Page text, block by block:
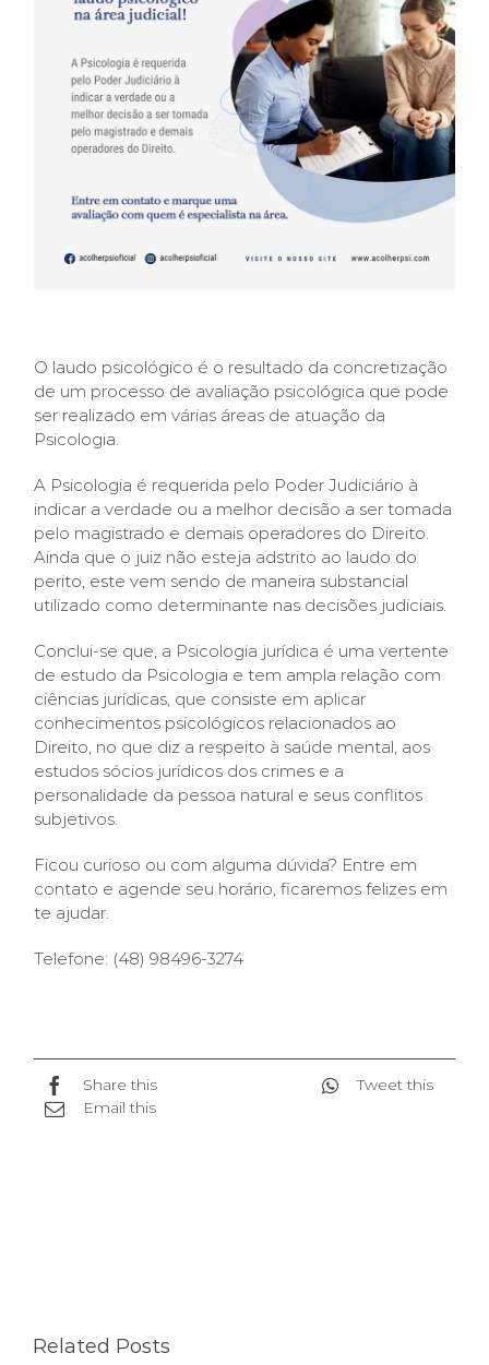
Atendimento Online
O laudo psicológico é o resultado da concretização
de um processo de avaliação psicológica que pode
ser realizado em várias áreas de atuação da
Psicologia.
A Psicologia é requerida pelo Poder Judiciário à
indicar a verdade ou a melhor decisão a ser tomada
pelo magistrado e demais operadores do Direito.
Ainda que o juiz não esteja adstrito ao laudo do
perito, este vem sendo de maneira substancial
utilizado como determinante nas decisões judiciais.
Conclui-se que, a Psicologia jurídica é uma vertente
de estudo da Psicologia e tem ampla relação com
ciências jurídicas, que consiste em aplicar
conhecimentos psicológicos relacionados ao
Direito, no que diz a respeito à saúde mental, aos
estudos sócios jurídicos dos crimes e a
personalidade da pessoa natural e seus conflitos
subjetivos.
Ficou curioso ou com alguma dúvida? Entre em
contato e agende seu horário, ficaremos felizes em
te ajudar.
Telefone: (48) 98496-3274
Share this
Tweet this
Email this
Related Posts